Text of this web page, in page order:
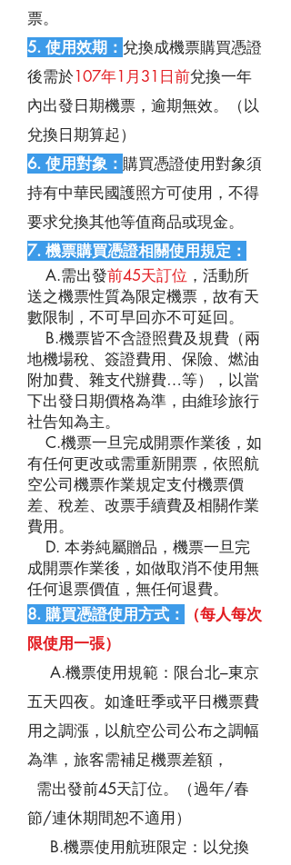
票。
5. 使用效期： 兌換成機票購買憑證
後需於107年1月31日前兌換一年
內出發日期機票，逾期無效。（以
兌換日期算起）
6. 使用對象： 購買憑證使用對象須
持有中華民國護照方可使用，不得
要求兌換其他等值商品或現金。
7. 機票購買憑證相關使用規定：
A.需出發前45天訂位 ，活動所
送之機票性質為限定機票，故有天
數限制，不可早回亦不可延回。
B.機票皆不含證照費及規費（兩
地機場稅、簽證費用、保險、燃油
附加費、雜支代辦費…等），以當
下出發日期價格為準，由維珍旅行
社告知為主。
C.機票一旦完成開票作業後，如
有任何更改或需重新開票，依照航
空公司機票作業規定支付機票價
差、稅差、改票手續費及相關作業
費用。
D. 本劵純屬贈品，機票一旦完
成開票作業後，如做取消不使用無
任何退票價值，無任何退費。
8. 購買憑證使用方式：
（每人每次
限使用一張）
A.機票使用規範：限台北–東京
五天四夜。如逢旺季或平日機票費
用之調漲，以航空公司公布之調幅
為準，旅客需補足機票差額，
需出發前45天訂位。（過年/春
節/連休期間恕不適用）
B.機票使用航班限定：以兌換